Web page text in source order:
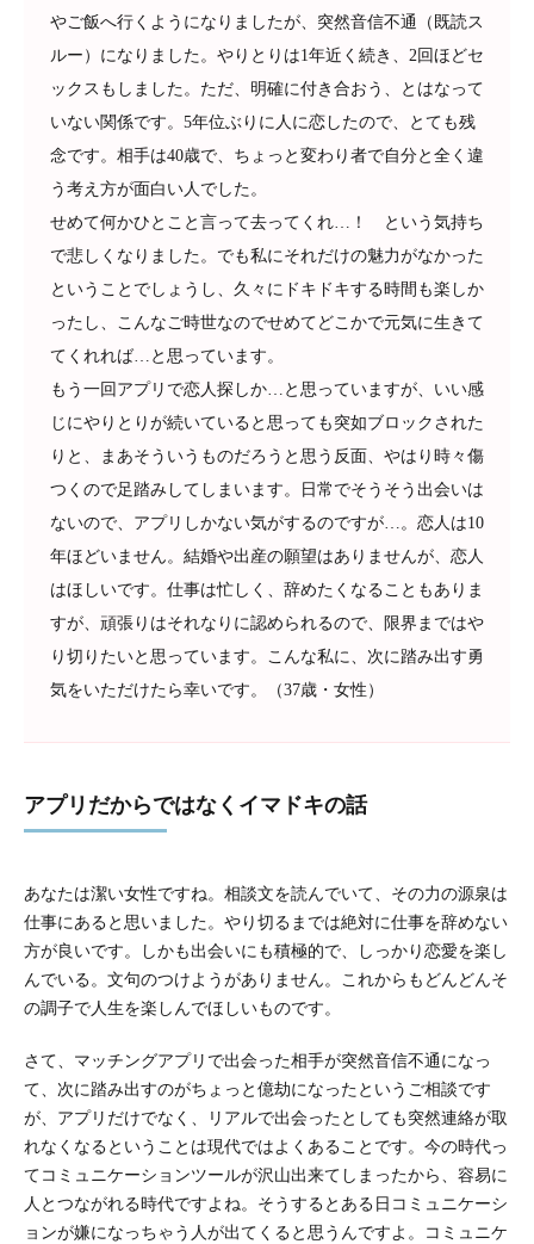
やご飯へ行くようになりましたが、突然音信不通（既読ス
ルー）になりました。やりとりは1年近く続き、2回ほどセ
ックスもしました。ただ、明確に付き合おう、とはなって
いない関係です。5年位ぶりに人に恋したので、とても残
念です。相手は40歳で、ちょっと変わり者で自分と全く違
う考え方が面白い人でした。
せめて何かひとこと言って去ってくれ…！ という気持ち
で悲しくなりました。でも私にそれだけの魅力がなかった
ということでしょうし、久々にドキドキする時間も楽しか
ったし、こんなご時世なのでせめてどこかで元気に生きて
てくれれば…と思っています。
もう一回アプリで恋人探しか…と思っていますが、いい感
じにやりとりが続いていると思っても突如ブロックされた
りと、まあそういうものだろうと思う反面、やはり時々傷
つくので足踏みしてしまいます。日常でそうそう出会いは
ないので、アプリしかない気がするのですが…。恋人は10
年ほどいません。結婚や出産の願望はありませんが、恋人
はほしいです。仕事は忙しく、辞めたくなることもありま
すが、頑張りはそれなりに認められるので、限界まではや
り切りたいと思っています。こんな私に、次に踏み出す勇
気をいただけたら幸いです。（37歳・女性）
アプリだからではなくイマドキの話
あなたは潔い女性ですね。相談文を読んでいて、その力の源泉は
仕事にあると思いました。やり切るまでは絶対に仕事を辞めない
方が良いです。しかも出会いにも積極的で、しっかり恋愛を楽し
んでいる。文句のつけようがありません。これからもどんどんそ
の調子で人生を楽しんでほしいものです。
さて、マッチングアプリで出会った相手が突然音信不通になっ
て、次に踏み出すのがちょっと億劫になったというご相談です
が、アプリだけでなく、リアルで出会ったとしても突然連絡が取
れなくなるということは現代ではよくあることです。今の時代っ
てコミュニケーションツールが沢山出来てしまったから、容易に
人とつながれる時代ですよね。そうするとある日コミュニケーシ
ョンが嫌になっちゃう人が出てくると思うんですよ。コミュニケ